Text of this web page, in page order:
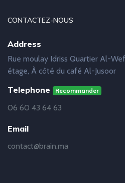
CONTACTEZ-NOUS
Address
Rue moulay Idriss Quartier Al-
étage, À côté du café Al-Jusoor
Telephone Recommander
06 60 43 64 63
Email
contact@brain.ma